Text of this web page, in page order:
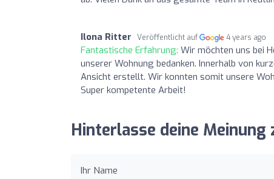
Ilona Ritter Veröffentlicht auf 4 years ago
Fantastische Erfahrung: Wir möchten uns bei
unserer Wohnung bedanken. Innerhalb von
Ansicht erstellt. Wir konnten somit unsere
Super kompetente Arbeit!
Hinterlasse deine Meinung
Ihr Name